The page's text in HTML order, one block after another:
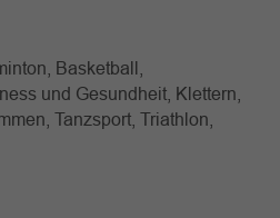
Basketball,
und Gesundheit, Klettern,
Tanzsport, Triathlon,